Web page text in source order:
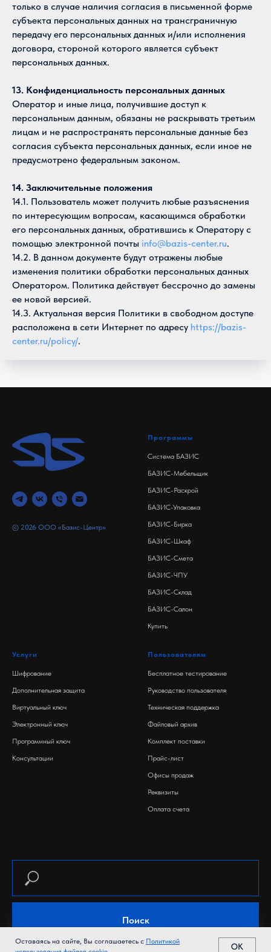
только в случае наличия согласия в письменной форме
субъекта персональных данных на трансграничную
передачу его персональных данных и/или исполнения
договора, стороной которого является субъект
персональных данных.
13. Конфиденциальность персональных данных
Оператор и иные лица, получившие доступ к
персональным данным, обязаны не раскрывать третьим
лицам и не распространять персональные данные без
согласия субъекта персональных данных, если иное не
предусмотрено федеральным законом.
14. Заключительные положения
14.1. Пользователь может получить любые разъяснения
по интересующим вопросам, касающимся обработки
его персональных данных, обратившись к Оператору с
помощью электронной почты info@bazis-center.ru.
14.2. В данном документе будут отражены любые
изменения политики обработки персональных данных
Оператором. Политика действует бессрочно до замены
ее новой версией.
14.3. Актуальная версия Политики в свободном доступе
расположена в сети Интернет по адресу https://bazis-
center.ru/policy/.
© 2026 ООО «Базис-Центр»
Программы
Система БАЗИС
БАЗИС-Мебельщик
БАЗИС-Раскрой
БАЗИС-Упаковка
БАЗИС-Бирка
БАЗИС-Шкаф
БАЗИС-Смета
БАЗИС-ЧПУ
БАЗИС-Склад
БАЗИС-Салон
Купить
Услуги
Шифрование
Дополнительная защита
Виртуальный ключ
Электронный ключ
Программный ключ
Консультации
Пользователям
Бесплатное тестирование
Руководство пользователя
Техническая поддержка
Файловый архив
Комплект поставки
Прайс-лист
Офисы продаж
Реквизиты
Оплата счета
Поиск
Оставаясь на сайте, Вы соглашаетесь с Политикой
OK